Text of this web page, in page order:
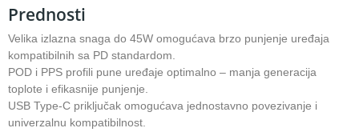
Prednosti
Velika izlazna snaga do 45W omogućava brzo punjenje uređaja
kompatibilnih sa PD standardom.
POD i PPS profili pune uređaje optimalno – manja generacija
toplote i efikasnije punjenje.
USB Type-C priključak omogućava jednostavno povezivanje i
univerzalnu kompatibilnost.